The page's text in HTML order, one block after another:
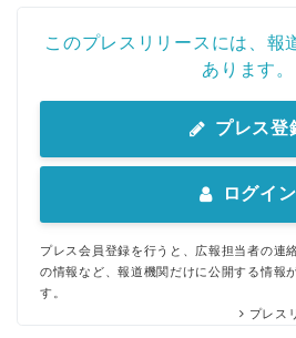
このプレスリリースには、報
あります。
プレス登
ログイン
プレス会員登録を行うと、広報担当者の連
の情報など、報道機関だけに公開する情報
す。
プレス